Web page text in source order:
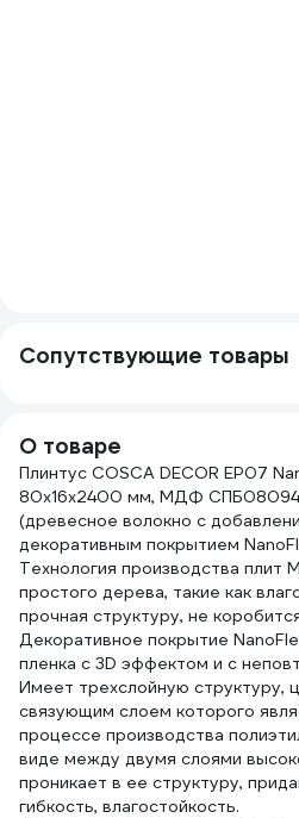
Сопутствующие товары
О товаре
Плинтус COSCA DECOR ЕP07
80x16x2400 мм, МДФ
(древесное волокно с
декоративным покрытием
Технология производства плит
простого дерева, такие как
прочная структуру, не
Декоративное покрытие
пленка с 3D эффектом и с
Имеет трехслойную структуру,
связующим слоем которого
процессе производства
виде между двумя слоями
проникает в ее структуру,
гибкость, влагостойкость.